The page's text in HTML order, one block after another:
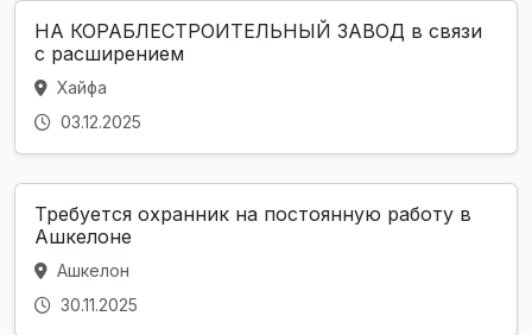
НА КОРАБЛЕСТРОИТЕЛЬНЫЙ ЗАВОД в связи
с расширением
Хайфа
03.12.2025
Требуется охранник на постоянную работу в
Ашкелоне
Ашкелон
30.11.2025